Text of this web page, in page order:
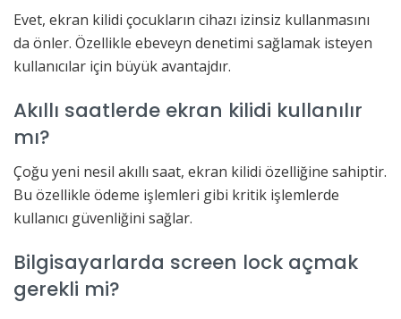
Evet, ekran kilidi çocukların cihazı izinsiz kullanmasını
da önler. Özellikle ebeveyn denetimi sağlamak isteyen
kullanıcılar için büyük avantajdır.
Akıllı saatlerde ekran kilidi kullanılır
mı?
Çoğu yeni nesil akıllı saat, ekran kilidi özelliğine sahiptir.
Bu özellikle ödeme işlemleri gibi kritik işlemlerde
kullanıcı güvenliğini sağlar.
Bilgisayarlarda screen lock açmak
gerekli mi?